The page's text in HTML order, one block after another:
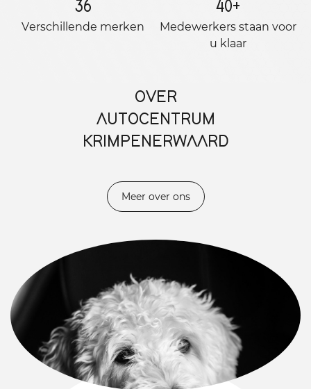
36
Verschillende merken
40+
Medewerkers staan ​​voor
u klaar
OVER
AUTOCENTRUM
KRIMPENERWAARD
Meer over ons